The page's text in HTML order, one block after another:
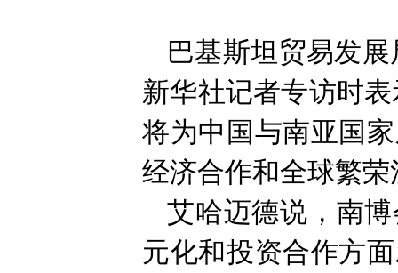
巴基斯坦贸易发
新华社记者专访时
将为中国与南亚国
经济合作和全球繁
艾哈迈德说，南
元化和投资合作方